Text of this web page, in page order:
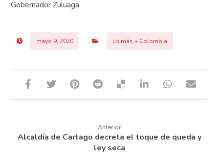
Gobernador Zuluaga.
mayo 9, 2020 Lo más + Colombia
Anterior
Alcaldía de Cartago decreta el toque de queda y
ley seca